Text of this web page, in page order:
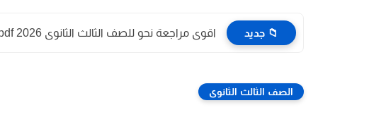
📁 جديد اقوى مراجعة نحو للصف الثالث الثانوى 2026 pdf اعداد توجيه...
الصف الثالث الثانوى